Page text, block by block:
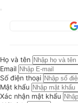
Họ và tên
Email
Số điện thoại
Mật khẩu
Xác nhận mật khẩu